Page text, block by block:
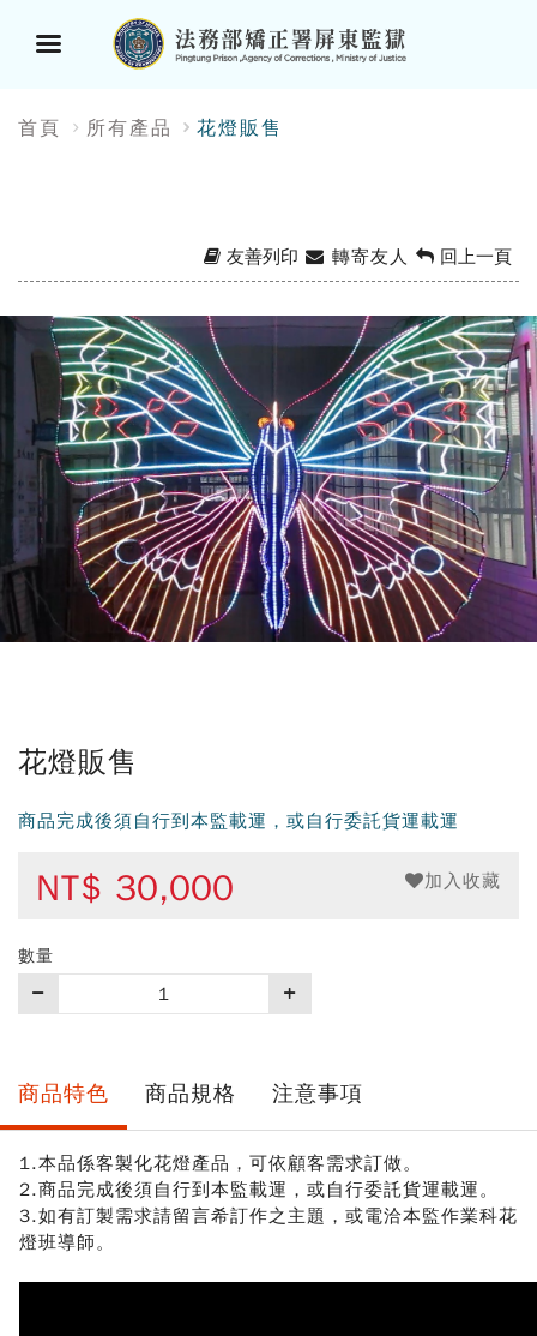
單
首頁 所有產品 花燈販售
友善列印 轉寄友人 回上一頁
花燈販售
商品完成後須自行到本監載運，或自行委託貨運載運
NT$ 30,000 加入收藏
數量
買
商品特色 商品規格 注意事項
1.本品係客製化花燈產品，可依顧客需求訂做。
2.商品完成後須自行到本監載運，或自行委託貨運載運。
3.如有訂製需求請留言希訂作之主題，或電洽本監作業科花
燈班導師。